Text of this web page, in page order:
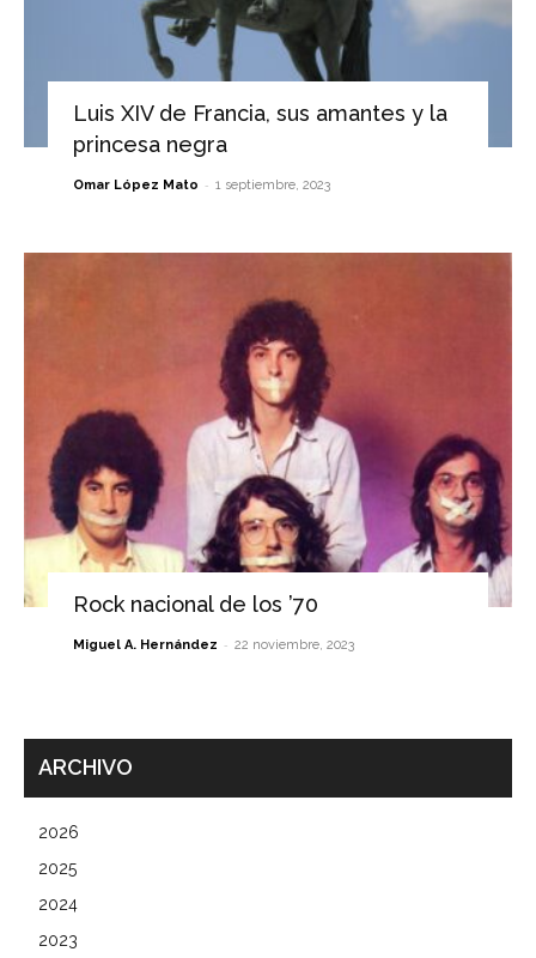
Luis XIV de Francia, sus amantes y la
princesa negra
Omar López Mato - 1 septiembre, 2023
Rock nacional de los ’70
Miguel A. Hernández - 22 noviembre, 2023
ARCHIVO
2026
2025
2024
2023